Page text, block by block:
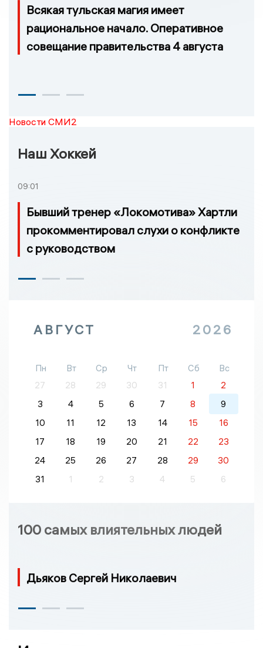
Всякая тульская магия имеет
рациональное начало. Оперативное
совещание правительства 4 августа
Новости СМИ2
Наш Хоккей
09:01
Бывший тренер «Локомотива» Хартли
прокомментировал слухи о конфликте
с руководством
АВГУСТ 2026
Пн Вт Ср Чт Пт Сб
Вс
27
28 29 30 31 1
2
3
4 5 6 7 8
9
10
11 12 13 14 15
16
17
18 19 20 21 22
23
24
25 26 27 28 29
30
31
1 2 3 4 5 6
100 самых влиятельных людей
Дьяков Сергей Николаевич